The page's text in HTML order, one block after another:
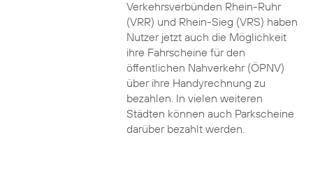
Verkehrsverbünden Rhein-Ruhr
(VRR) und Rhein-Sieg (VRS) haben
Nutzer jetzt auch die Möglichkeit
ihre Fahrscheine für den
öffentlichen Nahverkehr (ÖPNV)
über ihre Handyrechnung zu
bezahlen. In vielen weiteren
Städten können auch Parkscheine
darüber bezahlt werden.